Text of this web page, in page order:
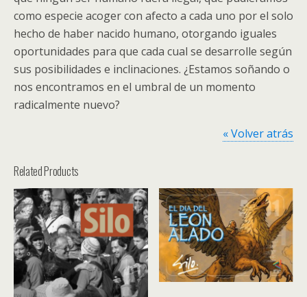
como especie acoger con afecto a cada uno por el solo
hecho de haber nacido humano, otorgando iguales
oportunidades para que cada cual se desarrolle según
sus posibilidades e inclinaciones. ¿Estamos soñando o
nos encontramos en el umbral de un momento
radicalmente nuevo?
« Volver atrás
Related Products